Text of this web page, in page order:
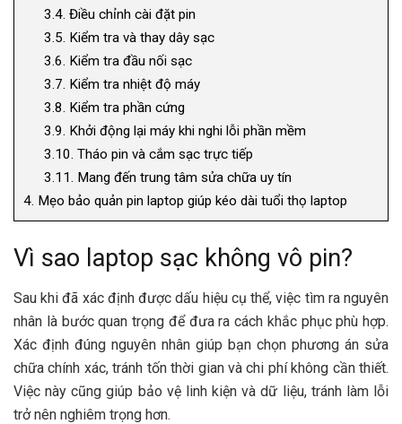
3.4. Điều chỉnh cài đặt pin
3.5. Kiểm tra và thay dây sạc
3.6. Kiểm tra đầu nối sạc
3.7. Kiểm tra nhiệt độ máy
3.8. Kiểm tra phần cứng
3.9. Khởi động lại máy khi nghi lỗi phần mềm
3.10. Tháo pin và cắm sạc trực tiếp
3.11.
Mang đến trung tâm sửa chữa uy tín
4. Mẹo bảo quản pin laptop giúp kéo dài tuổi thọ laptop
Vì sao laptop sạc không vô pin?
Sau khi đã xác định được dấu hiệu cụ thể, việc tìm ra nguyên
nhân là bước quan trọng để đưa ra cách khắc phục phù hợp.
Xác định đúng nguyên nhân giúp bạn chọn phương án sửa
chữa chính xác, tránh tốn thời gian và chi phí không cần thiết.
Việc này cũng giúp bảo vệ linh kiện và dữ liệu, tránh làm lỗi
trở nên nghiêm trọng hơn.